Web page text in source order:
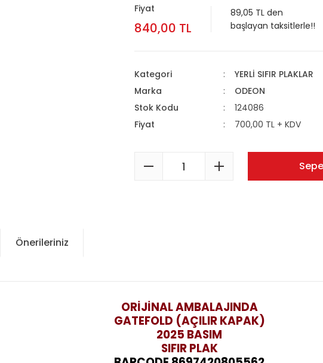
Fiyat
840,00 TL
89,05 TL den
başlayan taksitlerle!!
Kategori
YERLİ SIFIR PLAKLAR
Marka
ODEON
Stok Kodu
124086
Fiyat
700,00 TL + KDV
Önerileriniz
ORİJİNAL AMBALAJINDA
GATEFOLD (AÇILIR KAPAK)
2025 BASIM
SIFIR PLAK